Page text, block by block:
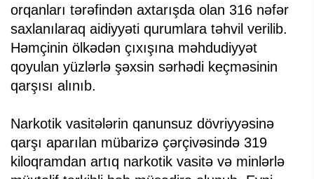
orqanları tərəfindən axtarışda olan 316 nəfər
saxlanılaraq aidiyyəti qurumlara təhvil verilib.
Həmçinin ölkədən çıxışına məhdudiyyət
qoyulan yüzlərlə şəxsin sərhədi keçməsinin
qarşısı alınıb.
Narkotik vasitələrin qanunsuz dövriyyəsinə
qarşı aparılan mübarizə çərçivəsində 319
kiloqramdan artıq narkotik vasitə və minlərlə